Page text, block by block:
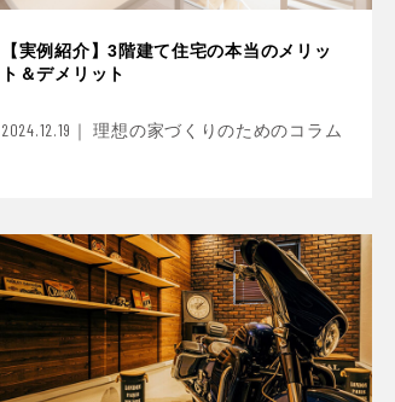
【実例紹介】3階建て住宅の本当のメリッ
ト＆デメリット
2024.12.19｜ 理想の家づくりのためのコラム